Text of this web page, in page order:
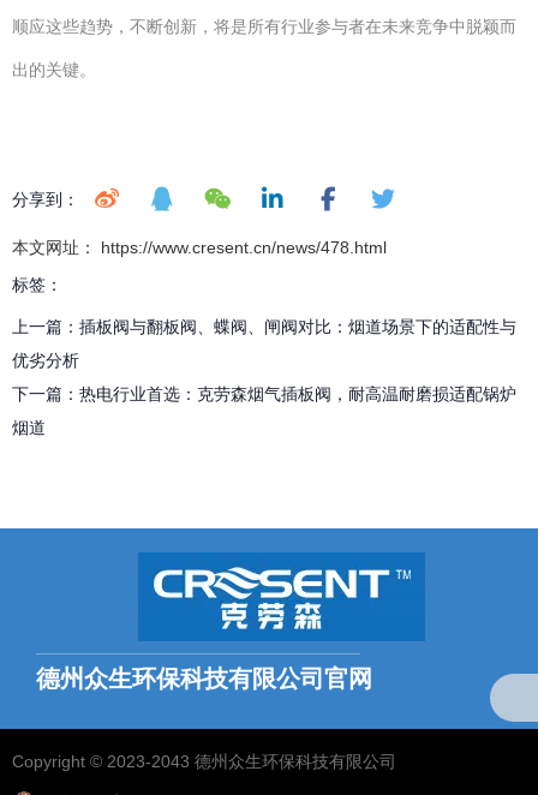
顺应这些趋势，不断创新，将是所有行业参与者在未来竞争中脱颖而
出的关键。
分享到：
本文网址： https://www.cresent.cn/news/478.html
标签：
上一篇： 插板阀与翻板阀、蝶阀、闸阀对比：烟道场景下的适配性与
优劣分析
下一篇： 热电行业首选：克劳森烟气插板阀，耐高温耐磨损适配锅炉
烟道
相关文章
德州众生环保科技有限公司官网
18769703768（微信同号）
Copyright © 2023-2043 德州众生环保科技有限公司